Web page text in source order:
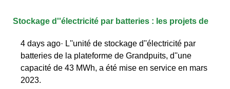
Stockage d''électricité par batteries : les projets de
4 days ago· L''unité de stockage d''électricité par
batteries de la plateforme de Grandpuits, d''une
capacité de 43 MWh, a été mise en service en mars
2023.